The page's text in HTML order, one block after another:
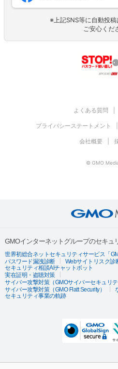
※上記SNS等に自動投
ご安心くだ
よくある質問
プライバシーステートメント
会社概要
© GMO
GMOインターネットグループのセキュ
世界初総合ネットセキュリティサービス「
パスワード漏洩診断
Webサイトリスク診
セキュリティ相談AIチャットボット
実在証明・盗聴対策
サイバー攻撃対策（GMOサイバーセキュリテ
サイバー攻撃対策（GMO Flatt Security）
セキュリティ事業の軌跡